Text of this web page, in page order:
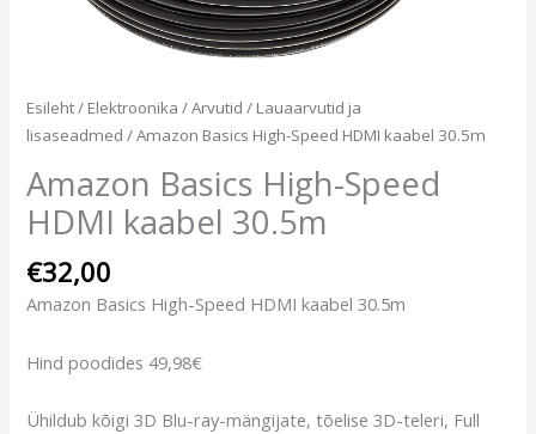
Esileht/ Elektroonika /Arvutid / Lauaarvutid ja
lisaseadmed / Amazon Basics High-Speed HDMI kaabel 30.5m
Amazon Basics High-Speed
HDMI kaabel 30.5m
€32,00
Amazon Basics High-Speed HDMI kaabel 30.5m
Hind poodides 49,98€
Ühildub kõigi 3D Blu-ray-mängijate, tõelise 3D-teleri, Full